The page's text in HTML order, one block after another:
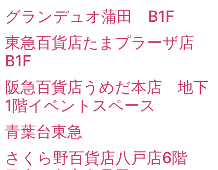
グランデュオ蒲田 B1F
東急百貨店たまプラーザ店
B1F
阪急百貨店うめだ本店 地下
1階イベントスペース
青葉台東急
さくら野百貨店八戸店6階